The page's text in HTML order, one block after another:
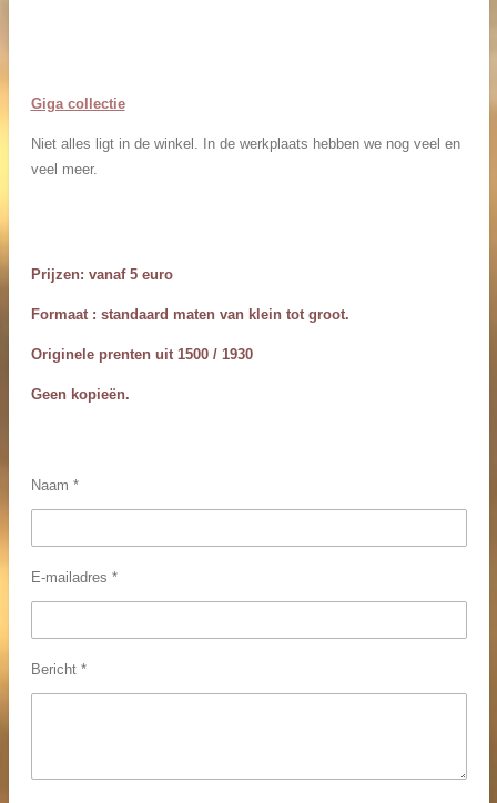
Giga collectie
Niet alles ligt in de winkel. In de werkplaats hebben we nog veel en
veel meer.
Prijzen: vanaf 5 euro
Formaat : standaard maten van klein tot groot.
Originele prenten uit 1500 / 1930
Geen kopieën.
Naam *
E-mailadres *
Bericht *